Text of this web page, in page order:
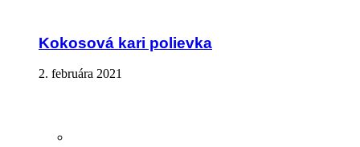
Kokosová kari polievka
2. februára 2021